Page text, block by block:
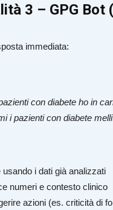
3 – GPG Bot
immediata:
con diabete ho in
i pazienti con diabete
usando i dati già analizzati
numeri e contesto clinico
azioni (es. criticità di